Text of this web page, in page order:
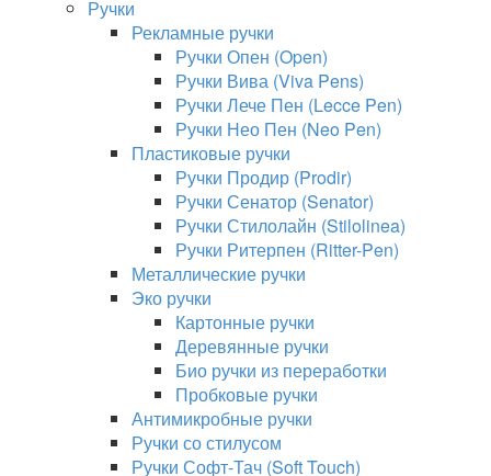
Ручки
Рекламные ручки
Ручки Опен (Open)
Ручки Вива (Viva Pens)
Ручки Лече Пен (Lecce Pen)
Ручки Нео Пен (Neo Pen)
Пластиковые ручки
Ручки Продир (Prodir)
Ручки Сенатор (Senator)
Ручки Стилолайн (Stilolinea)
Ручки Ритерпен (Ritter-Pen)
Металлические ручки
Эко ручки
Картонные ручки
Деревянные ручки
Био ручки из переработки
Пробковые ручки
Антимикробные ручки
Ручки со стилусом
Ручки Софт-Тач (Soft Touch)